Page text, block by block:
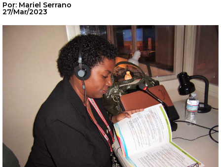
Por: Mariel Serrano
27/Mar/2023